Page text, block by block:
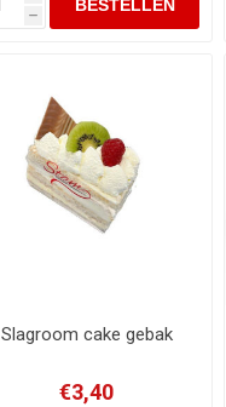
h
Slagroom cake gebak
€3,40